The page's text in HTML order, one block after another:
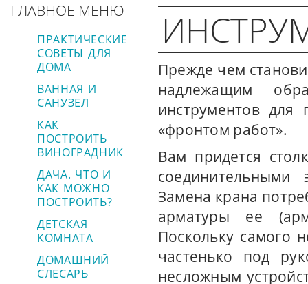
ГЛАВНОЕ МЕНЮ
ПРАКТИЧЕСКИЕ
СОВЕТЫ ДЛЯ
ДОМА
ВАННАЯ И
САНУЗЕЛ
КАК
ПОСТРОИТЬ
ВИНОГРАДНИК
ДАЧА. ЧТО И
КАК МОЖНО
ПОСТРОИТЬ?
ДЕТСКАЯ
КОМНАТА
ДОМАШНИЙ
СЛЕСАРЬ
Прежде чем
надлежащим
инструментов для
«фронтом работ».
Вам придется
соединительными
Замена крана
арматуры ее
Поскольку самого
частенько под
несложным